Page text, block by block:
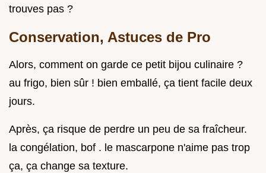
trouves pas ?
Conservation, Astuces de Pro
Alors, comment on garde ce petit bijou culinaire ?
au frigo, bien sûr ! bien emballé, ça tient facile deux
jours.
Après, ça risque de perdre un peu de sa fraîcheur.
la congélation, bof . le mascarpone n'aime pas trop
ça, ça change sa texture.